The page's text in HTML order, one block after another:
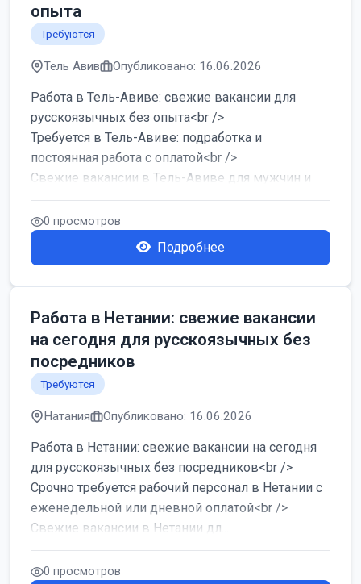
опыта
Требуются
Тель Авив Опубликовано: 16.06.2026
Работа в Тель-Авиве: свежие вакансии для
русскоязычных без опыта<br />
Требуется в Тель-Авиве: подработка и
постоянная работа с оплатой<br />
Свежие вакансии в Тель-Авиве для мужчин и
женщин от хозя...
0 просмотров
Подробнее
Работа в Нетании: свежие вакансии
на сегодня для русскоязычных без
посредников
Требуются
Натания Опубликовано: 16.06.2026
Работа в Нетании: свежие вакансии на сегодня
для русскоязычных без посредников<br />
Срочно требуется рабочий персонал в Нетании с
еженедельной или дневной оплатой<br />
Свежие вакансии в Нетании дл...
0 просмотров